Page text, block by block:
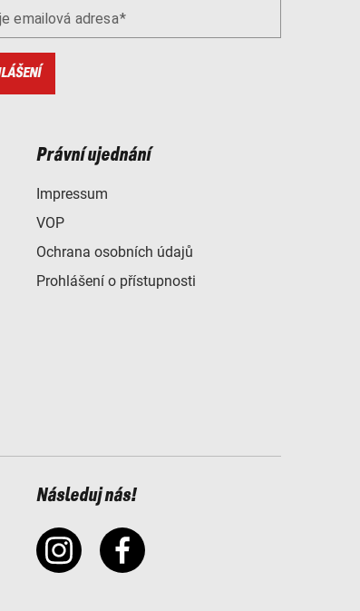
emailová adresa
Právní ujednání
Impressum
VOP
Ochrana osobních údajů
Prohlášení o přístupnosti
Následuj nás!